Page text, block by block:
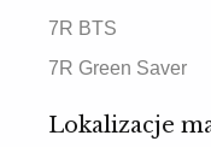
7R BTS
7R Green Saver
Lokalizacje